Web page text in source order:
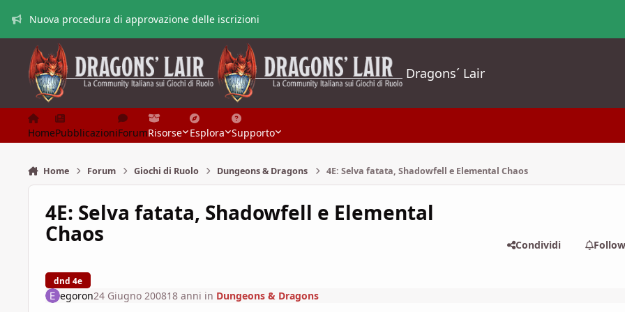
Nuova procedura di approvazione delle iscrizioni
Dragons´ Lair
HomePubblicazioniForumRisorse Esplora Supporto
Home Forum Giochi di Ruolo Dungeons & Dragons 4E: Selva fatata, Shadowfell e Elemental Chaos
4E: Selva fatata, Shadowfell e Elemental
Chaos
dnd 4e
Condividi
egoron24 Giugno 200818 anni in Dungeons & Dragons